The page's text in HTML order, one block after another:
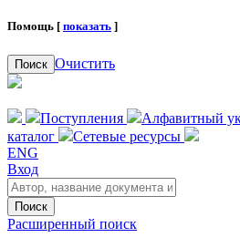
Помощь [ показать ]
Поиск Очистить
Поступления Алфавитный
каталог
Сетевые ресурсы
ENG
Вход
Поиск
Расширенный поиск